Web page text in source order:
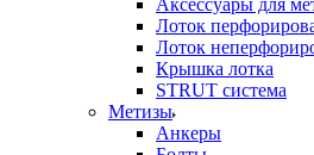
Аксессуары для
Лоток
Лоток
Крышка лотка
STRUT система
Метизы
Анкеры